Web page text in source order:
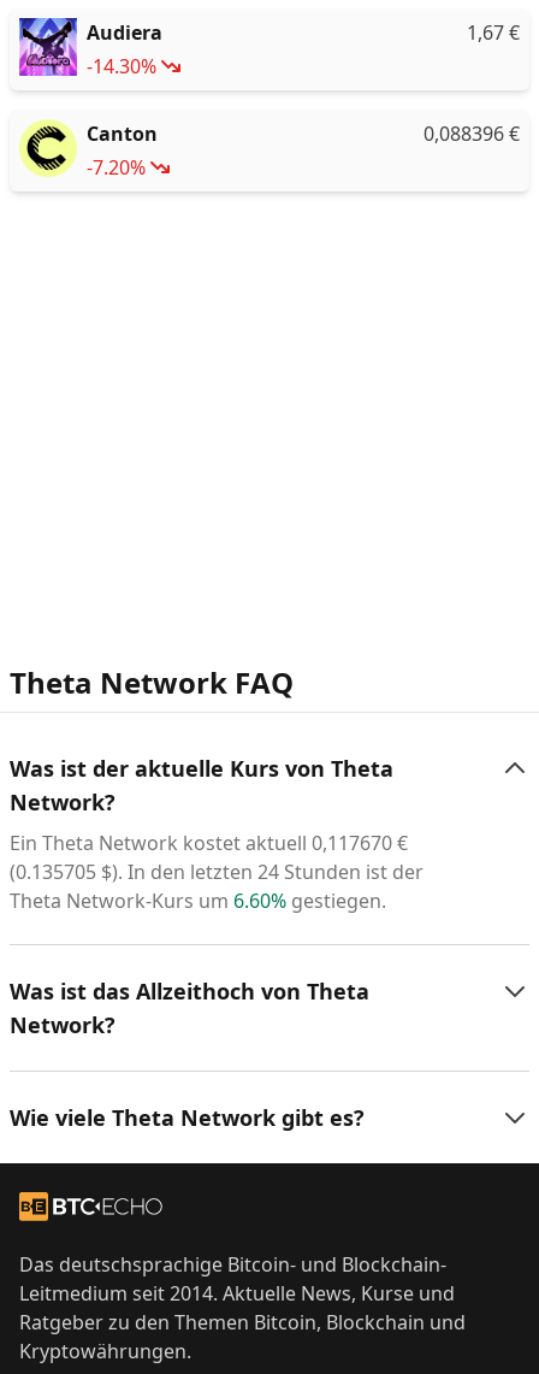
Audiera 1,67€
-14.30%
Canton 0,088396€
-7.20%
Theta Network FAQ
Was ist der aktuelle Kurs von Theta
Network?
Ein Theta Network kostet aktuell 0,117670€
(0.135705 $). In den letzten 24 Stunden ist der
Theta Network-Kurs um 6.60% gestiegen.
Was ist das Allzeithoch von Theta
Network?
Wie viele Theta Network gibt es?
Zur Startseite
Das deutschsprachige Bitcoin- und Blockchain-
Leitmedium seit 2014. Aktuelle News, Kurse und
Ratgeber zu den Themen Bitcoin, Blockchain und
Kryptowährungen.